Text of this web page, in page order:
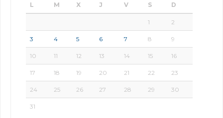
L M X J V S D
1 2
3 4 5 6 7 8 9
10 11 12 13 14 15 16
17 18 19 20 21 22 23
24 25 26 27 28 29 30
31